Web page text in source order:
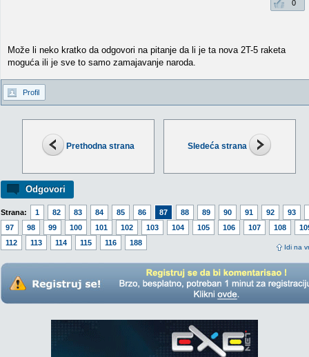
Prethodna strana Sledeća strana
Odgovori
Strana: 1 82 83 84 85 86 87 88 89 90 91 92
93
97
98 99 100 101 102 103 104 105 106 107 108
112
113 114 115 116 188
Idi na
0
Može li neko kratko da odgovori na pitanje da li je ta nova 2T-5 raketa
moguća ili je sve to samo zamajavanje naroda.
Profil